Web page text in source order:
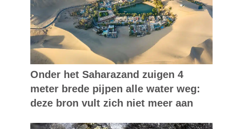
Onder het Saharazand zuigen 4
meter brede pijpen alle water weg:
deze bron vult zich niet meer aan